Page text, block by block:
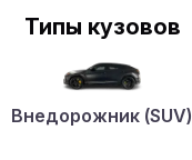
Типы кузовов
Внедорожник (SUV)